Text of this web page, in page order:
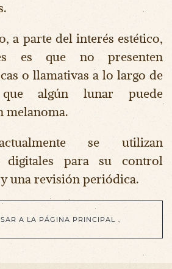
a parte del interés estético,
es que no presenten
o llamativas a lo largo de
algún lunar puede
melanoma.
se utilizan
digitales para su control
una revisión periódica.
A LA PÁGINA PRINCIPAL